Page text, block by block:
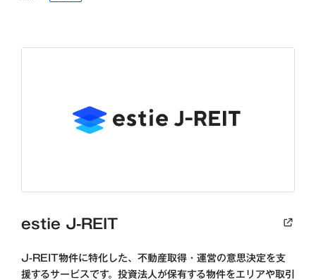
estie J-REIT
J-REIT物件に特化した、不動産取得・運営の意思決定を支
援するサービスです。投資法人が保有する物件をエリアや取引